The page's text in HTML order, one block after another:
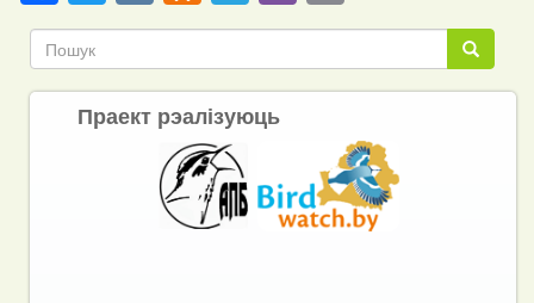
Link Пошук
Пошук
Праект рэалізуюць